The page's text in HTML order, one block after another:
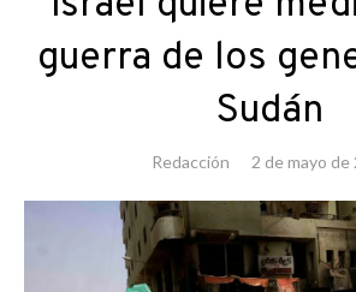
guerra de los
Sudán
Redacción 2 de mayo de